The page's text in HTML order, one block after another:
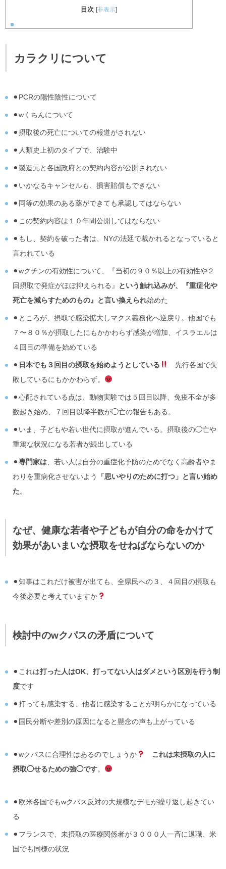
目次 [非表示]
カラクリについて
⚫︎PCRの陽性陰性について
⚫︎wくちんについて
⚫︎摂取後の死亡についての報道がされない
⚫︎人類史上初のタイプで、治験中
⚫︎製造元と各国政府との契約内容が公開されない
⚫︎いかなるキャンセルも、損害賠償もできない
⚫︎同等の効果のある薬ができても承認してはならない
⚫︎この契約内容は１０年間公開してはならない
⚫︎もし、契約を破った者は、NYの法廷で裁かれるとなっていると
言われている
⚫︎wクチンの有効性について、『当初の９０％以上の有効性や２
回摂取で発症がほぼ抑えられる』
という触れ込みが、『重症化や
死亡を減らすためのもの』と言い換えられ始めた
⚫︎ところが、摂取で感染拡大しマクス義務化へ逆戻り。他国でも
７〜８０％が摂取したにもかかわらず感染が増加、イスラエルは
４回目の準備を始めている
⚫︎ 日本でも３回目の摂取を始めようとしている
先行各国で失
敗しているにもかかわらず。
⚫︎心配されている点は、動物実験では５回目以降、免疫不全が多
数起き始め、７回目以降半数が◯亡の報告もある。
⚫︎いま、子どもや若い世代に摂取が進んでいる。摂取後の◯亡や
重篤な状況になる若者が続出している
⚫︎専門家は 、若い人は自分の重症化予防のためでなく高齢者やま
わりを重病化させないよう
「思いやりのために打つ」と言い始め
た。
なぜ、健康な若者や子どもが自分の命をかけて
効果があいまいな摂取をせねばならないのか
⚫︎知事はこれだけ被害が出ても、全県民への３、４回目の摂取も
今後必要と考えていますか
検討中のwクパスの矛盾について
⚫︎これは打った人はOK、打ってない人はダメという区別を行う制
度です
⚫︎打っても感染する、他者に感染することが明らかになっている
⚫︎国民分断や差別の原因になると懸念の声も上がっている
⚫︎wクパスに合理性はあるのでしょうか
これは未摂取の人に
摂取◯せるための強◯です。
⚫︎欧米各国でもwクパス反対の大規模なデモが繰り返し起きてい
る
⚫︎フランスで、未摂取の医療関係者が３０００人一斉に退職、米
国でも同様の状況